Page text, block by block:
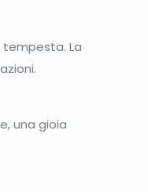
La
una gioia